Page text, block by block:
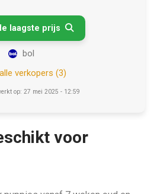
laagste prijs 
bol
verkopers (3)
op: 27 mei 2025 - 12:59
voor